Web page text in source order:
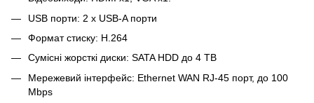
USB порти: 2 х USB-A порти
Формат стиску: H.264
Сумісні жорсткі диски: SATA HDD до 4 TB
Мережевий інтерфейс: Ethernet WAN RJ-45 порт, до 100
Mbps